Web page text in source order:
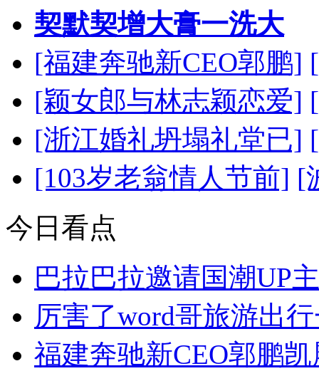
契默契增大膏一洗大
[福建奔驰新CEO郭鹏]
[颖女郎与林志颖恋爱]
[浙江婚礼坍塌礼堂已]
[103岁老翁情人节前] [
今日看点
巴拉巴拉邀请国潮UP
厉害了word哥旅游出
福建奔驰新CEO郭鹏